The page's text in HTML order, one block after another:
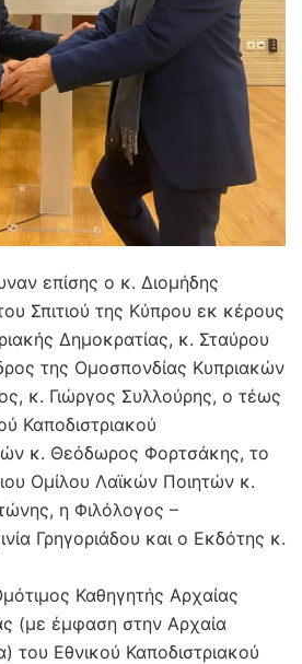
επίσης ο κ. Διομήδης
Σπιτιού της Κύπρου εκ κέρους
Δημοκρατίας, κ. Σταύρου
της Ομοσπονδίας Κυπριακών
κ. Γιώργος Συλλούρης, ο τέως
Καποδιστριακού
κ. Θεόδωρος Φορτσάκης, το
Ομίλου Λαϊκών Ποιητών κ.
η Φιλόλογος –
Γρηγοριάδου και ο Εκδότης κ.
Καθηγητής Αρχαίας
(με έμφαση στην Αρχαία
του Εθνικού Καποδιστριακού